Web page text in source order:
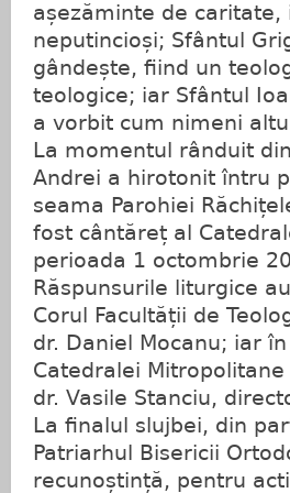
așezăminte de
neputincioși; Sfântul
gândește, fiind un
teologice; iar Sfântul
a vorbit cum nimeni
La momentul rânduit
Andrei a hirotonit întru
seama Parohiei
fost cântăreț al
perioada 1 octombrie
Răspunsurile liturgice
Corul Facultății de
dr. Daniel Mocanu; iar
Catedralei
dr. Vasile Stanciu,
La finalul slujbei, din
Patriarhul Bisericii
recunoștință, pentru